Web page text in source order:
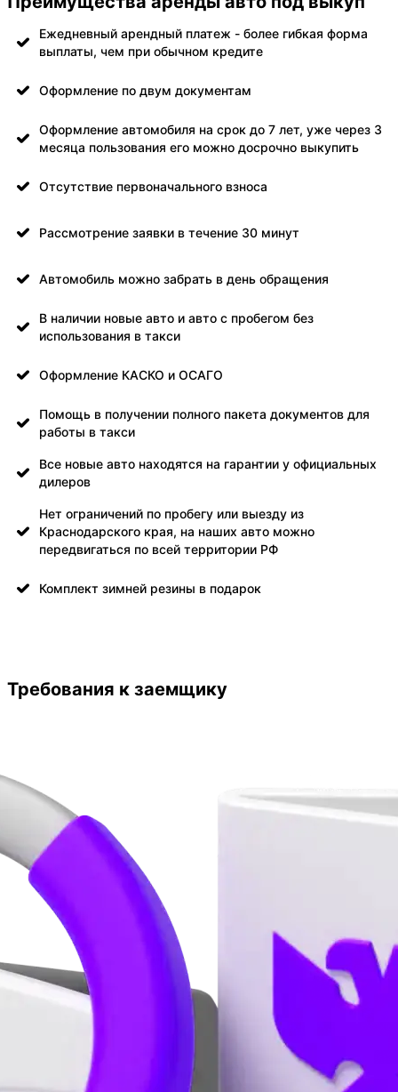
Ежедневный арендный платеж - более гибкая форма
выплаты, чем при обычном кредите
Оформление по двум документам
Оформление автомобиля на срок до 7 лет, уже через 3
месяца пользования его можно досрочно выкупить
Отсутствие первоначального взноса
Рассмотрение заявки в течение 30 минут
Автомобиль можно забрать в день обращения
В наличии новые авто и авто с пробегом без
использования в такси
Оформление КАСКО и ОСАГО
Помощь в получении полного пакета документов для
работы в такси
Все новые авто находятся на гарантии у официальных
дилеров
Нет ограничений по пробегу или выезду из
Краснодарского края, на наших авто можно
передвигаться по всей территории РФ
Комплект зимней резины в подарок
Требования к заемщику